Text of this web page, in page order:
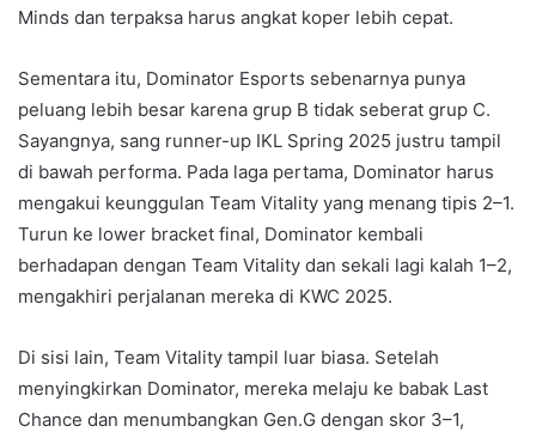
Minds dan terpaksa harus angkat koper lebih cepat.
Sementara itu, Dominator Esports sebenarnya punya
peluang lebih besar karena grup B tidak seberat grup C.
Sayangnya, sang runner-up IKL Spring 2025 justru tampil
di bawah performa. Pada laga pertama, Dominator harus
mengakui keunggulan Team Vitality yang menang tipis 2–1.
Turun ke lower bracket final, Dominator kembali
berhadapan dengan Team Vitality dan sekali lagi kalah 1–2,
mengakhiri perjalanan mereka di KWC 2025.
Di sisi lain, Team Vitality tampil luar biasa. Setelah
menyingkirkan Dominator, mereka melaju ke babak Last
Chance dan menumbangkan Gen.G dengan skor 3–1,